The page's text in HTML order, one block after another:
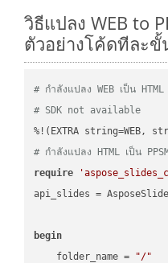
วิธีแปลง WEB to
ตัวอย่างโค้ดทีละ
# กำลังแปลง WEB เป็น HTML
# SDK not available
# กำลังแปลง HTML เป็น PPSM
require
api_slides =
begin
    folder_name =
"/"